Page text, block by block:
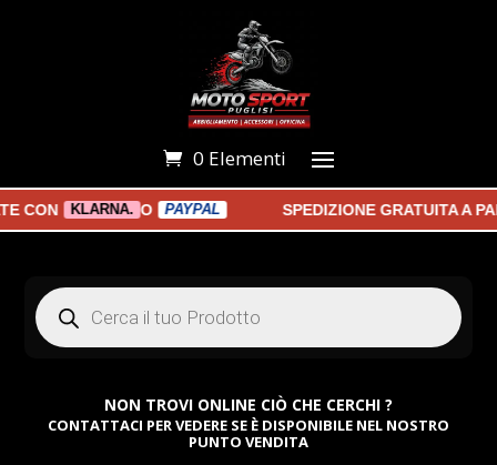
0 Elementi
KLARNA. O PAYPAL SPEDIZIONE GRATUITA A
Products
search
NON TROVI ONLINE CIÒ CHE CERCHI ?
CONTATTACI PER VEDERE SE È DISPONIBILE NEL NOSTRO
PUNTO VENDITA